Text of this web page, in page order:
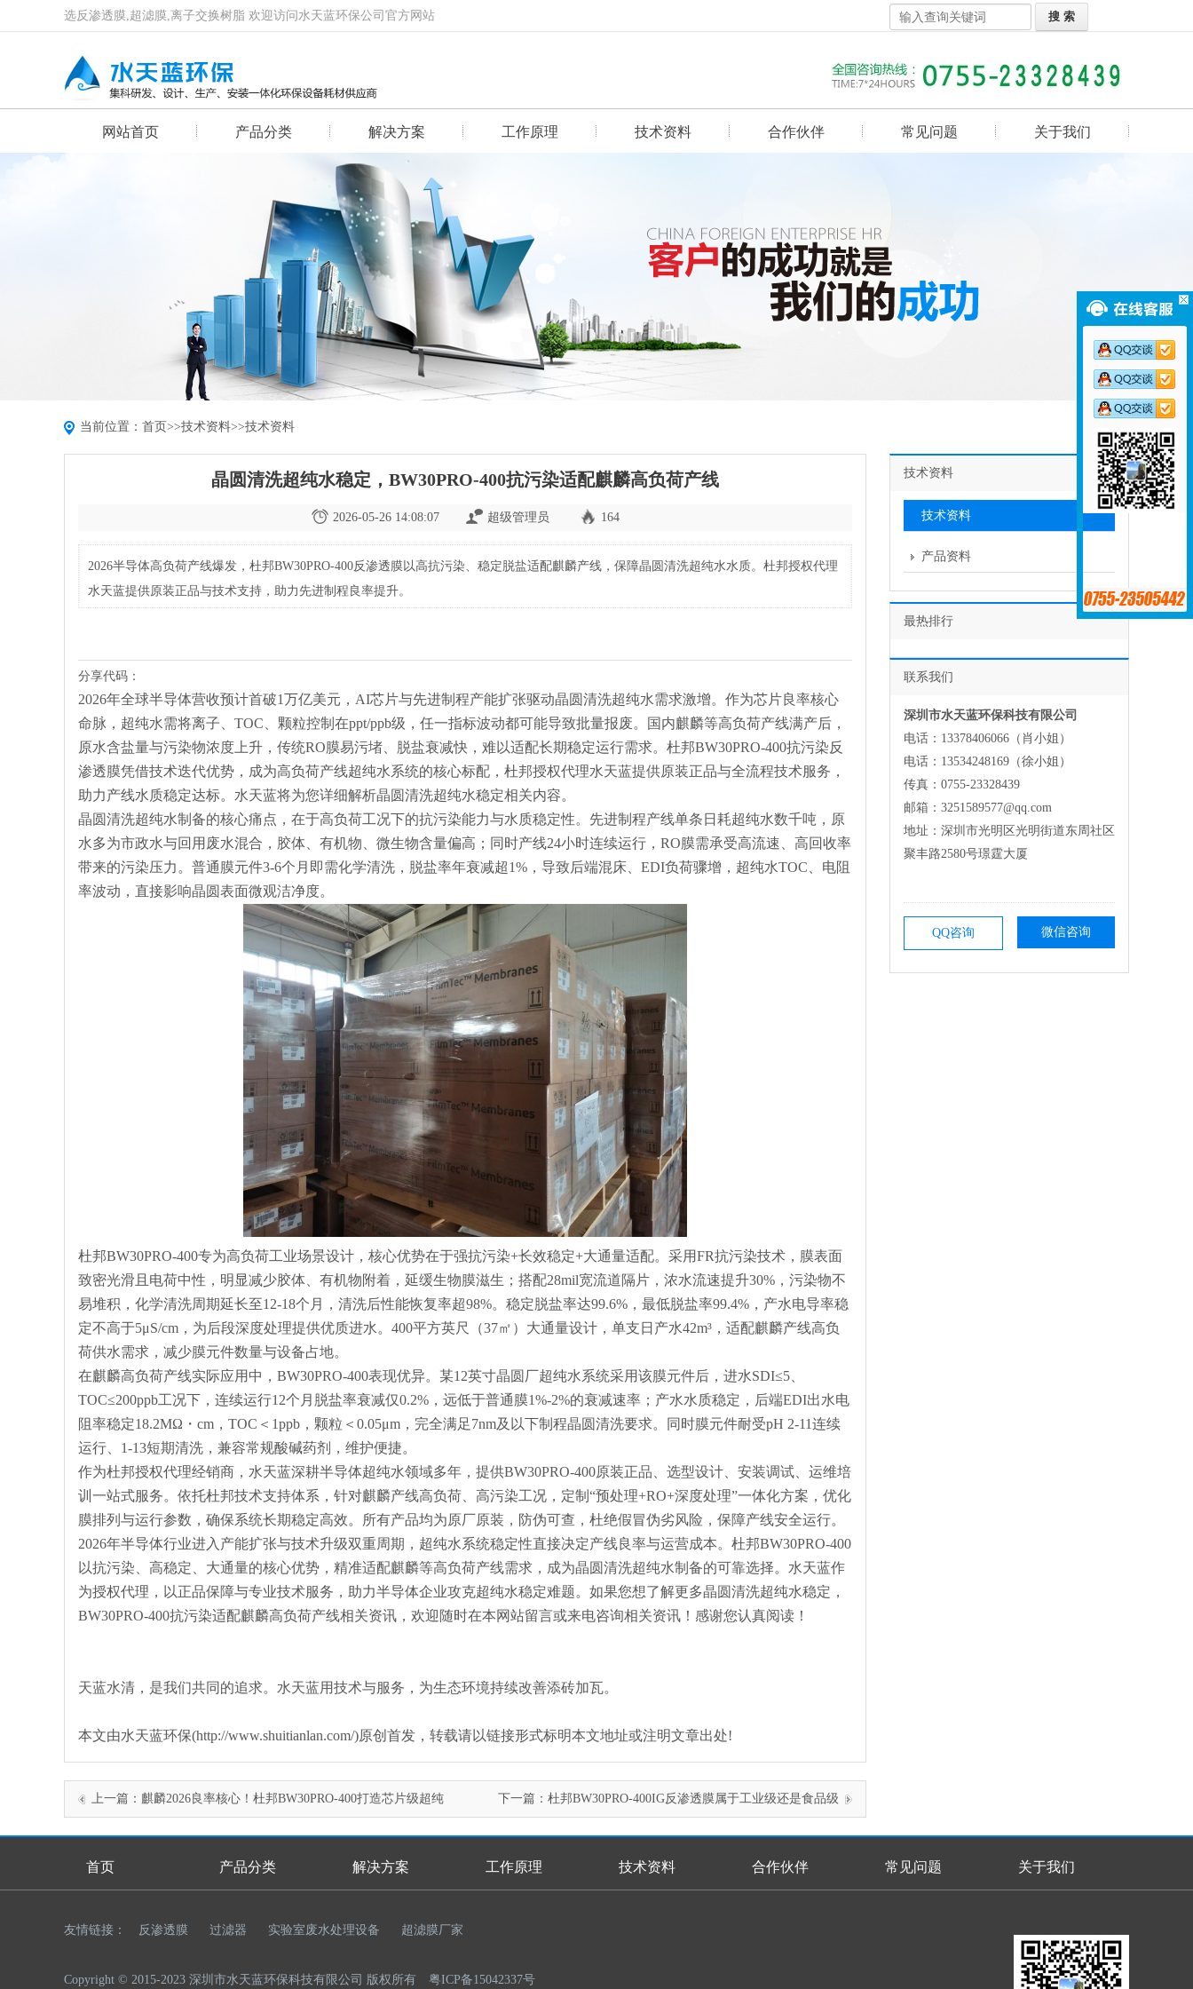
选反渗透膜,超滤膜,离子交换树脂 欢迎访问水天蓝环保公司官方网站
网站首页 产品分类 解决方案 工作原理 技术资料 合作伙伴 常见问题 关于我们
当前位置： 首页>>技术资料>>技术资料
晶圆清洗超纯水稳定，BW30PRO-400抗污染适配麒麟高负荷产线
2026-05-26 14:08:07 超级管理员 164
2026半导体高负荷产线爆发，杜邦BW30PRO-400反渗透膜以高抗污染、稳定脱盐适配麒麟产线，保障晶圆清洗超纯水水质。杜邦授权代理
水天蓝提供原装正品与技术支持，助力先进制程良率提升。
分享代码：
2026年全球半导体营收预计首破1万亿美元， AI芯片与先进制程产能扩张驱动晶圆清洗超纯水需求激增。作为芯片良率核心
命脉，超纯水需将离子、 TOC 、颗粒控制在ppt/ppb级，任一指标波动都可能导致批量报废。国内麒麟等高负荷产线满产后，
原水含盐量与污染物浓度上升，传统RO膜易污堵、脱盐衰减快，难以适配长期稳定运行需求。杜邦BW30PRO-400抗污染反
渗透膜凭借技术迭代优势，成为高负荷产线超纯水系统的核心标配，杜邦授权代理水天蓝提供原装正品与全流程技术服务，
助力产线水质稳定达标。 水天蓝将为您详细解析晶圆清洗超纯水稳定相关内容。
晶圆清洗超纯水制备的核心痛点，在于高负荷工况下的抗污染能力与水质稳定性。先进制程产线单条日耗超纯水数千吨，原
水多为市政水与回用废水混合，胶体、有机物、微生物含量偏高；同时产线24小时连续运行，RO膜需承受高流速、高回收率
带来的污染压力。普通膜元件3-6个月即需化学清洗，脱盐率年衰减超1%，导致后端混床、EDI负荷骤增，超纯水TOC、电阻
率波动，直接影响晶圆表面微观洁净度。
杜邦BW30PRO-400专为高负荷工业场景设计，核心优势在于强抗污染+长效稳定+大通量适配。采用FR抗污染技术，膜表面
致密光滑且电荷中性，明显减少胶体、有机物附着，延缓生物膜滋生；搭配28mil宽流道隔片，浓水流速提升30%，污染物不
易堆积，化学清洗周期延长至12-18个月，清洗后性能恢复率超98%。稳定脱盐率达99.6%，最低脱盐率99.4%，产水电导率稳
定不高于5μS/cm，为后段深度处理提供优质进水。400平方英尺（37㎡）大通量设计，单支日产水42m³，适配麒麟产线高负
荷供水需求，减少膜元件数量与设备占地。
在麒麟高负荷产线实际应用中，BW30PRO-400表现优异。某12英寸晶圆厂超纯水系统采用该膜元件后，进水SDI≤5、
TOC≤200ppb工况下，连续运行12个月脱盐率衰减仅0.2%，远低于普通膜1%-2%的衰减速率；产水水质稳定，后端EDI出水电
阻率稳定18.2MΩ・cm，TOC＜1ppb，颗粒＜0.05μm，完全满足7nm及以下制程晶圆清洗要求。同时膜元件耐受pH 2-11连续
运行、1-13短期清洗，兼容常规酸碱药剂，维护便捷。
作为杜邦授权代理经销商，水天蓝深耕半导体超纯水领域多年，提供BW30PRO-400原装正品、选型设计、安装调试、运维培
训一站式服务。依托杜邦技术支持体系，针对麒麟产线高负荷、高污染工况，定制“预处理+RO+深度处理”一体化方案，优化
膜排列与运行参数，确保系统长期稳定高效。所有产品均为原厂原装，防伪可查，杜绝假冒伪劣风险，保障产线安全运行。
2026年半导体行业进入产能扩张与技术升级双重周期，超纯水系统稳定性直接决定产线良率与运营成本。杜邦BW30PRO-400
以抗污染、高稳定、大通量的核心优势，精准适配麒麟等高负荷产线需求，成为晶圆清洗超纯水制备的可靠选择。水天蓝作
为授权代理，以正品保障与专业技术服务，助力半导体企业攻克超纯水稳定难题。如果您想了解更多晶圆清洗超纯水稳定，
BW30PRO-400抗污染适配麒麟高负荷产线相关资讯，欢迎随时在本网站留言或来电咨询相关资讯！感谢您认真阅读！
天蓝水清，是我们共同的追求。水天蓝用技术与服务，为生态环境持续改善添砖加瓦。
本文由水天蓝环保(http://www.shuitianlan.com/)原创首发，转载请以链接形式标明本文地址或注明文章出处!
上一篇： 麒麟2026良率核心！杜邦BW30PRO-400打造芯片级超纯
水RO段
下一篇： 杜邦BW30PRO-400IG反渗透膜属于工业级还是食品级
技术资料
技术资料
产品资料
最热排行
联系我们
深圳市水天蓝环保科技有限公司
电话：13378406066（肖小姐）
电话：13534248169（徐小姐）
传真：0755-23328439
邮箱：3251589577@qq.com
地址：深圳市光明区光明街道东周社区
聚丰路2580号璟霆大厦
QQ咨询 微信咨询
首页 产品分类 解决方案 工作原理 技术资料 合作伙伴 常见问题 关于我们
友情链接： 反渗透膜 过滤器 实验室废水处理设备 超滤膜厂家
Copyright © 2015-2023 深圳市水天蓝环保科技有限公司 版权所有 粤ICP备15042337号